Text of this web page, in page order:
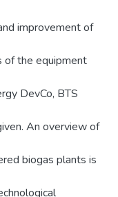
improvement of
of the equipment
DevCo, BTS
An overview of
biogas plants is